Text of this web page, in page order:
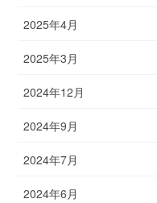
2025年4月
2025年3月
2024年12月
2024年9月
2024年7月
2024年6月